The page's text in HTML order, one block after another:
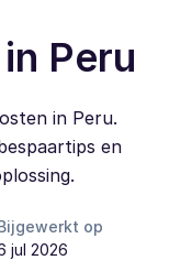
Peru
in Peru.
en
op
jul 2026